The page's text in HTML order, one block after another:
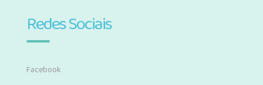
Redes Sociais
Facebook